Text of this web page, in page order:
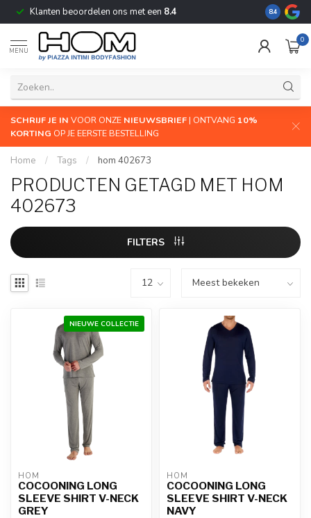
Klanten beoordelen ons met een 8.4 De
8.4
MENU
0
SCHRIJF JE IN VOOR ONZE NIEUWSBRIEF| ONTVANG 10%
KORTING OP JE EERSTE BESTELLING
Home / Tags / hom 402673
PRODUCTEN GETAGD MET HOM
402673
FILTERS
NIEUWE COLLECTIE
HOM
COCOONING LONG
SLEEVE SHIRT V-NECK
GREY
HOM
COCOONING LONG
SLEEVE SHIRT V-NECK
NAVY